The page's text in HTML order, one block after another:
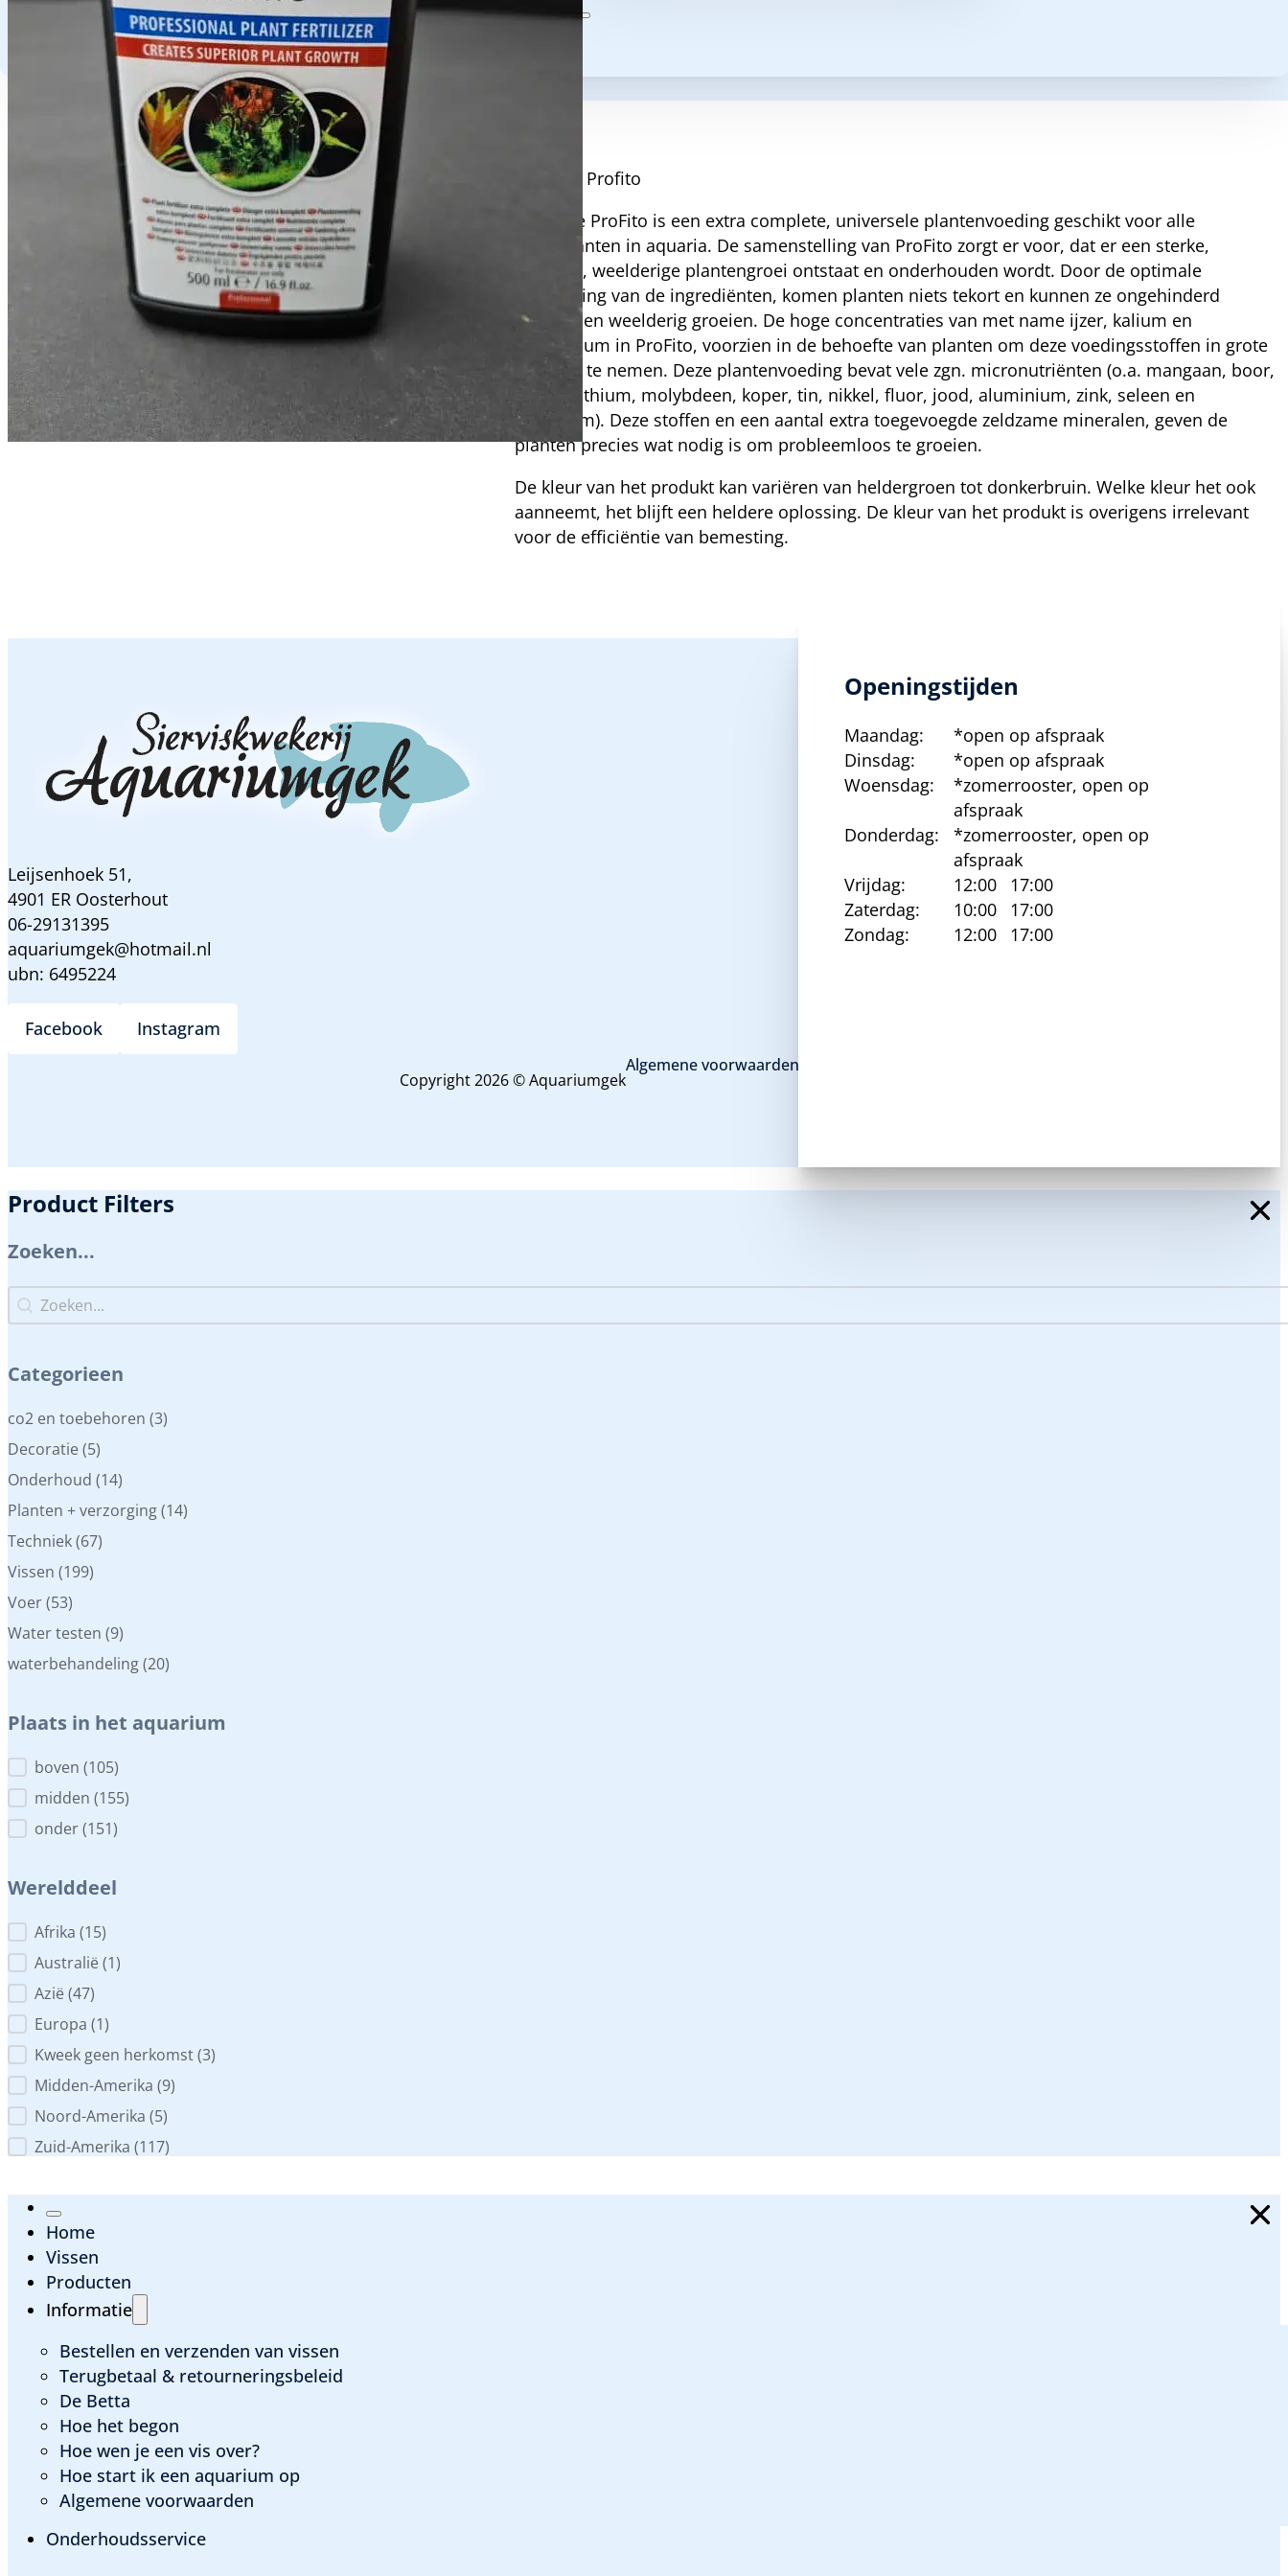
Easy-life Profito
Easy-Life ProFito is een extra complete, universele plantenvoeding geschikt voor alle
waterplanten in aquaria. De samenstelling van ProFito zorgt er voor, dat er een sterke,
gezonde, weelderige plantengroei ontstaat en onderhouden wordt. Door de optimale
verhouding van de ingrediënten, komen planten niets tekort en kunnen ze ongehinderd
krachtig en weelderig groeien. De hoge concentraties van met name ijzer, kalium en
magnesium in ProFito, voorzien in de behoefte van planten om deze voedingsstoffen in grote
mate op te nemen. Deze plantenvoeding bevat vele zgn. micronutriënten (o.a. mangaan, boor,
kobalt, lithium, molybdeen, koper, tin, nikkel, fluor, jood, aluminium, zink, seleen en
vanadium). Deze stoffen en een aantal extra toegevoegde zeldzame mineralen, geven de
planten precies wat nodig is om probleemloos te groeien.
De kleur van het produkt kan variëren van heldergroen tot donkerbruin. Welke kleur het ook
aanneemt, het blijft een heldere oplossing. De kleur van het produkt is overigens irrelevant
voor de efficiëntie van bemesting.
Leijsenhoek 51,
4901 ER Oosterhout
06-29131395
aquariumgek@hotmail.nl
ubn: 6495224
Facebook Instagram
Copyright 2026 © Aquariumgek
Algemene voorwaarden en privacy beleid
Openingstijden
Maandag:
*open op afspraak
Dinsdag:
*open op afspraak
Woensdag:
*zomerrooster, open op
afspraak
Donderdag:
*zomerrooster, open op
afspraak
Vrijdag:
12:00
17:00
Zaterdag:
10:00
17:00
Zondag:
12:00 17:00
Product Filters
Zoeken...
Zoeken...
Zoeken...
Categorieen
Categorieen
co2 en toebehoren (3)
Decoratie (5)
Onderhoud (14)
Planten + verzorging(14)
Techniek(67)
Vissen (199)
Voer(53)
Water testen (9)
waterbehandeling(20)
Plaats in het aquarium
Plaats in het aquarium
boven (105)
midden (155)
onder(151)
Werelddeel
Werelddeel
Afrika (15)
Australië (1)
Azië (47)
Europa (1)
Kweek geen herkomst(3)
Midden-Amerika (9)
Noord-Amerika (5)
Zuid-Amerika (117)
Home
Vissen
Producten
Informatie
Bestellen en verzenden van vissen
Terugbetaal & retourneringsbeleid
De Betta
Hoe het begon
Hoe wen je een vis over?
Hoe start ik een aquarium op
Algemene voorwaarden
Onderhoudsservice